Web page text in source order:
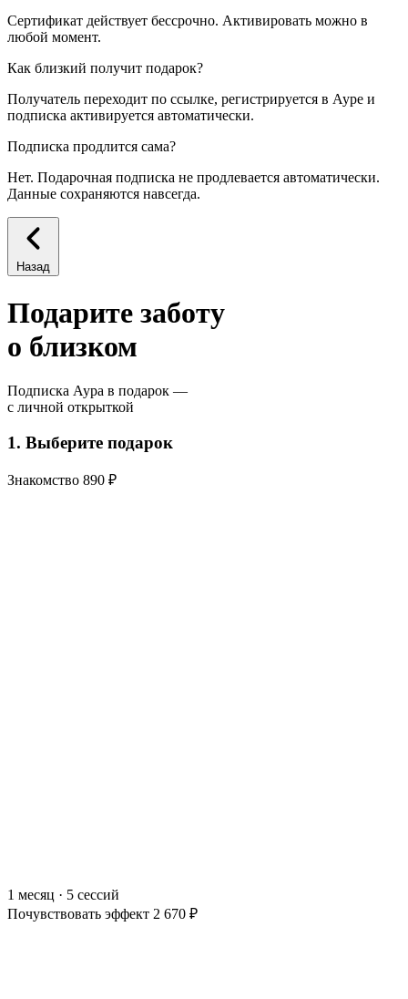
Сертификат действует бессрочно. Активировать можно в
любой момент.
Как близкий получит подарок?
Получатель переходит по ссылке, регистрируется в Ауре и
подписка активируется автоматически.
Подписка продлится сама?
Нет. Подарочная подписка не продлевается автоматически.
Данные сохраняются навсегда.
Назад
Подарите заботу
о близком
Подписка Аура в подарок —
с личной открыткой
1. Выберите подарок
Знакомство 890 ₽
1 месяц · 5 сессий
Почувствовать эффект 2 670 ₽